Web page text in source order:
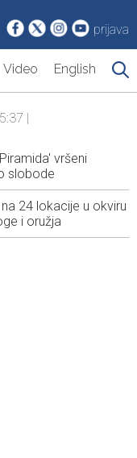
prijava
Video English
|
vršeni
slobode
24 lokacije u okviru
i oružja